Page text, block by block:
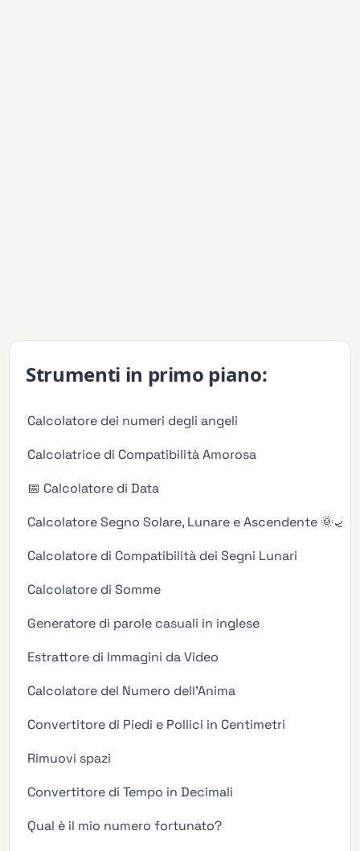
Strumenti in primo piano:
Calcolatore dei numeri degli angeli
Calcolatrice di Compatibilità Amorosa
📅 Calcolatore di Data
Calcolatore Segno Solare, Lunare e Ascendente 🌞🌙✨
Calcolatore di Compatibilità dei Segni Lunari
Calcolatore di Somme
Generatore di parole casuali in inglese
Estrattore di Immagini da Video
Calcolatore del Numero dell'Anima
Convertitore di Piedi e Pollici in Centimetri
Rimuovi spazi
Convertitore di Tempo in Decimali
Qual è il mio numero fortunato?